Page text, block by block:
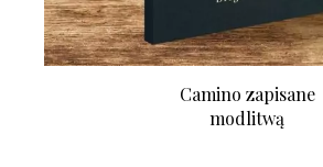
Camino zapisane
modlitwą